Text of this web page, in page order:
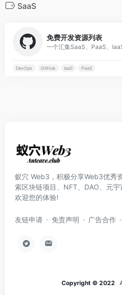
SaaS
免费开发资源列表
DevOps GitHub IaaS PaaS
蚁穴 Web3，积极分享Web3优秀
索区块链项目、NFT、DAO、元宇
欢迎您的体验!
友链申请 免责声明 广告合作
Copyright © 2022